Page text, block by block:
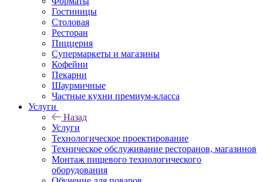
Гостиницы
Столовая
Ресторан
Пиццерия
Супермаркеты и магазины
Кофейни
Пекарни
Шаурмичные
Частные кухни премиум-класса
Услуги
Назад
Услуги
Технологическое проектирование
Техническое обслуживание ресторанов, магазинов
Монтаж пищевого технологического
оборудования